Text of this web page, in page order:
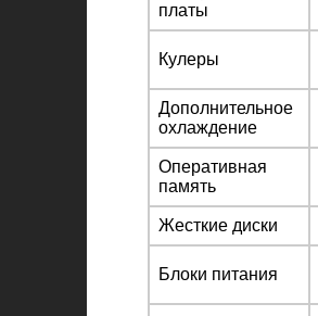
платы
Кулеры
Дополнительное
охлаждение
Оперативная
память
Жесткие диски
Блоки питания